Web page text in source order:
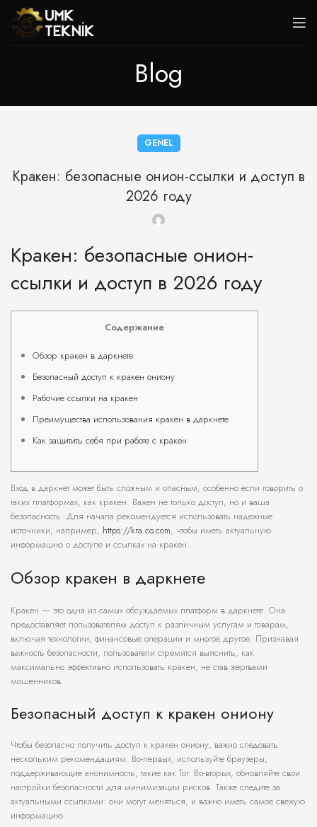
Blog
GENEL
Кракен: безопасные онион-ссылки и доступ в
2026 году
Кракен: безопасные онион-
ссылки и доступ в 2026 году
Содержание
Обзор кракен в даркнете
Безопасный доступ к кракен ониону
Рабочие ссылки на кракен
Преимущества использования кракен в даркнете
Как защитить себя при работе с кракен
Вход в даркнет может быть сложным и опасным, особенно если говорить о
таких платформах, как кракен. Важен не только доступ, но и ваша
безопасность. Для начала рекомендуется использовать надежные
источники, например, https://kra.co.com, чтобы иметь актуальную
информацию о доступе и ссылках на кракен.
Обзор кракен в даркнете
Кракен — это одна из самых обсуждаемых платформ в даркнете. Она
предоставляет пользователям доступ к различным услугам и товарам,
включая технологии, финансовые операции и многое другое. Признавая
важность безопасности, пользователи стремятся выяснить, как
максимально эффективно использовать кракен, не став жертвами
мошенников.
Безопасный доступ к кракен ониону
Чтобы безопасно получить доступ к кракен ониону, важно следовать
нескольким рекомендациям. Во-первых, используйте браузеры,
поддерживающие анонимность, такие как Tor. Во-вторых, обновляйте свои
настройки безопасности для минимизации рисков. Также следите за
актуальными ссылками: они могут меняться, и важно иметь самое свежую
информацию.